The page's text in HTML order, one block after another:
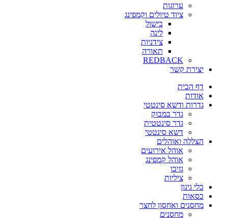
ערוגות
ציוד טיולים וקמפינג
בישול
לינה
צידניות
תאורה
REDBACK
יצירת קשר
דף הבית
אודות
גדרות ודשא סינטטי
גדר במבוק
גדר סינטטית
דשא סינטטי
הצללה ואוהלים
אוהל אירועים
אוהל קמפינג
גזיבו
ציליות
כלי גינון
כסאות
מחסנים ואחסון לחצר
מחסנים